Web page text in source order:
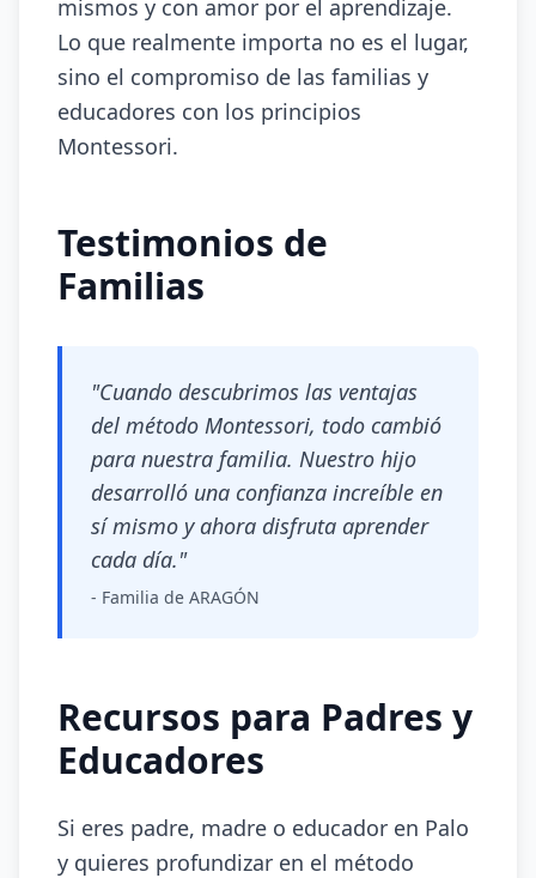
mismos y con amor por el aprendizaje.
Lo que realmente importa no es el lugar,
sino el compromiso de las familias y
educadores con los principios
Montessori.
Testimonios de
Familias
"Cuando descubrimos las ventajas
del método Montessori, todo cambió
para nuestra familia. Nuestro hijo
desarrolló una confianza increíble en
sí mismo y ahora disfruta aprender
cada día."
- Familia de ARAGÓN
Recursos para Padres y
Educadores
Si eres padre, madre o educador en Palo
y quieres profundizar en el método